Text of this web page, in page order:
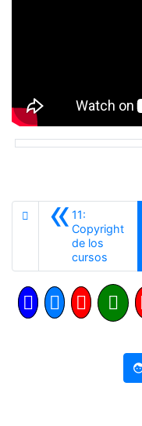
«11:
Copyright
de los
cursos